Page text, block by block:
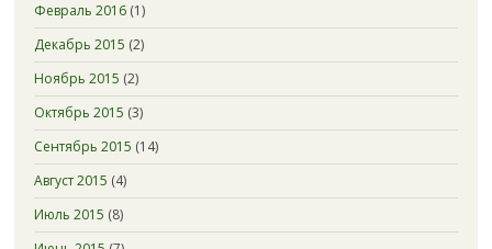
Февраль 2016(1)
Декабрь 2015 (2)
Ноябрь 2015 (2)
Октябрь 2015 (3)
Сентябрь 2015 (14)
Август 2015 (4)
Июль 2015 (8)